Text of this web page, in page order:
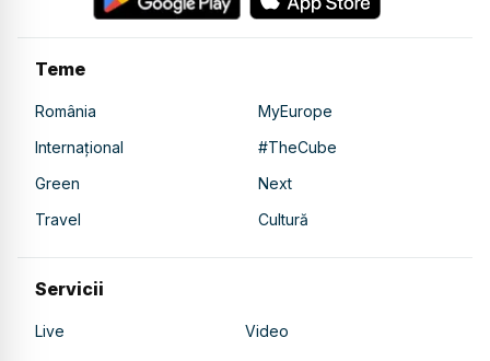
Teme
România
MyEurope
Internațional
#TheCube
Green
Next
Travel
Cultură
Servicii
Live
Video